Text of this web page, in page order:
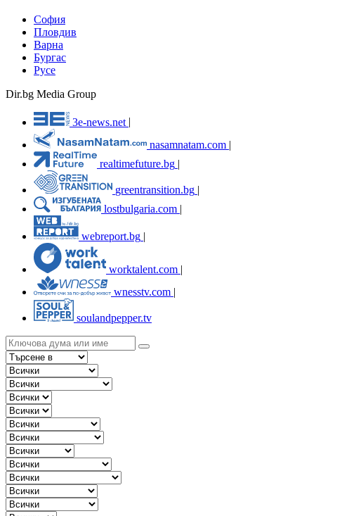
София
Пловдив
Варна
Бургас
Русе
Dir.bg Media Group
3e-news.net
nasamnatam.com |
realtimefuture.bg |
greentransition.bg |
lostbulgaria.com |
webreport.bg
worktalent.com |
wnesstv.com |
soulandpepper.tv